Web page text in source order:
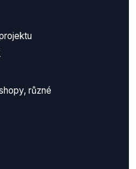
různé